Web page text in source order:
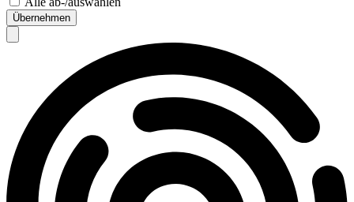
Übernehmen